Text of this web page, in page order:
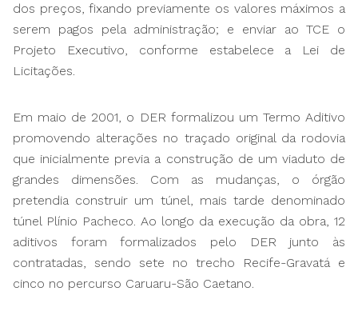
dos preços, fixando previamente os valores máximos a
serem pagos pela administração; e enviar ao TCE o
Projeto Executivo, conforme estabelece a Lei de
Licitações.
Em maio de 2001, o DER formalizou um Termo Aditivo
promovendo alterações no traçado original da rodovia
que inicialmente previa a construção de um viaduto de
grandes dimensões. Com as mudanças, o órgão
pretendia construir um túnel, mais tarde denominado
túnel Plínio Pacheco. Ao longo da execução da obra, 12
aditivos foram formalizados pelo DER junto às
contratadas, sendo sete no trecho Recife-Gravatá e
cinco no percurso Caruaru-São Caetano.